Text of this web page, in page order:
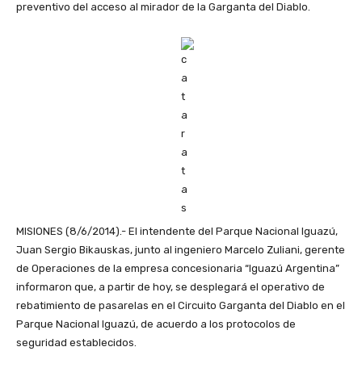
preventivo del acceso al mirador de la Garganta del Diablo.
MISIONES (8/6/2014).- El intendente del Parque Nacional Iguazú,
Juan Sergio Bikauskas, junto al ingeniero Marcelo Zuliani, gerente
de Operaciones de la empresa concesionaria “Iguazú Argentina”
informaron que, a partir de hoy, se desplegará el operativo de
rebatimiento de pasarelas en el Circuito Garganta del Diablo en el
Parque Nacional Iguazú, de acuerdo a los protocolos de
seguridad establecidos.